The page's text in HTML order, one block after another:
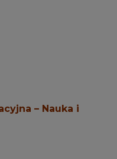
– Nauka i